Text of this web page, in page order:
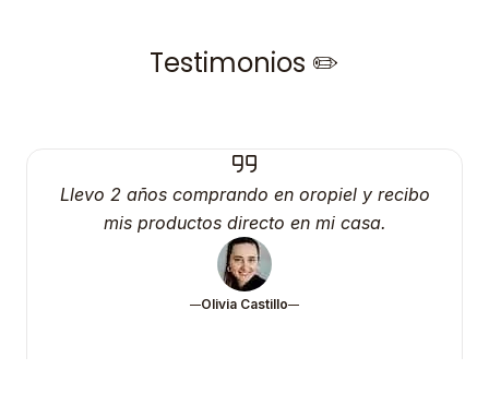
Testimonios ✏️
Llevo 2 años comprando en oropiel y recibo
mis productos directo en mi casa.
Olivia Castillo